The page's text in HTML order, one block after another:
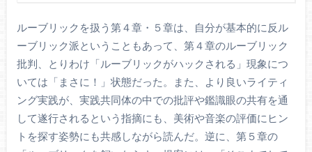
ルーブリックを扱う第４章・５章は、自分が基本的に反ル
ーブリック派ということもあって、第４章のルーブリック
批判、とりわけ「ルーブリックがハックされる」現象につ
いては「まさに！」状態だった。また、より良いライティ
ング実践が、実践共同体の中での批評や鑑識眼の共有を通
して遂行されるという指摘にも、美術や音楽の評価にヒン
トを探す姿勢にも共感しながら読んだ。逆に、第５章の